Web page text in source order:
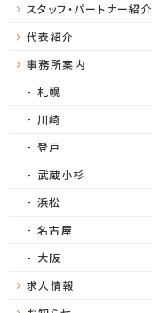
スタッフ・パートナー紹介
代表紹介
事務所案内
札幌
川崎
登戸
武蔵小杉
浜松
名古屋
大阪
求人情報